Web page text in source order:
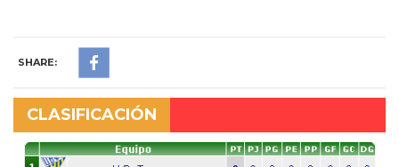
SHARE:
CLASIFICACIÓN